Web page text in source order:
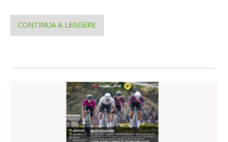
CONTINUA A LEGGERE